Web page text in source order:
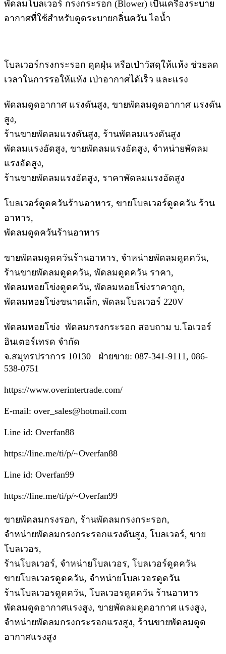
พัดลมโบลเวอร์ กรงกระรอก (Blower) เป็นเครื่องระบาย
อากาศที่ใช้สำหรับดูดระบายกลิ่นควัน ไอน้ำ
โบลเวอร์กรงกระรอก ดูดฝุ่น หรือเป่าวัสดุให้แห้ง ช่วยลด
เวลาในการรอให้แห้ง เป่าอากาศได้เร็ว และแรง
พัดลมดูดอากาศ แรงดันสูง, ขายพัดลมดูดอากาศ แรงดัน
สูง,
ร้านขายพัดลมแรงดันสูง, ร้านพัดลมแรงดันสูง
พัดลมแรงอัดสูง, ขายพัดลมแรงอัดสูง, จำหน่ายพัดลม
แรงอัดสูง,
ร้านขายพัดลมแรงอัดสูง, ราคาพัดลมแรงอัดสูง
โบลเวอร์ดูดควันร้านอาหาร, ขายโบลเวอร์ดูดควัน ร้าน
อาหาร,
พัดลมดูดควันร้านอาหาร
ขายพัดลมดูดควันร้านอาหาร, จำหน่ายพัดลมดูดควัน,
ร้านขายพัดลมดูดควัน, พัดลมดูดควัน ราคา,
พัดลมหอยโข่งดูดควัน, พัดลมหอยโข่งราคาถูก,
พัดลมหอยโข่งขนาดเล็ก, พัดลมโบลเวอร์ 220V
พัดลมหอยโข่ง พัดลมกรงกระรอก สอบถาม บ.โอเวอร์
อินเตอร์เทรด จำกัด
จ.สมุทรปราการ 10130 ฝ่ายขาย: 087-341-9111, 086-
538-0751
https://www.overintertrade.com/
E-mail: over_sales@hotmail.com
Line id: Overfan88
https://line.me/ti/p/~Overfan88
Line id: Overfan99
https://line.me/ti/p/~Overfan99
ขายพัดลมกรงรอก, ร้านพัดลมกรงกระรอก,
จำหน่ายพัดลมกรงกระรอกแรงดันสูง, โบลเวอร์, ขาย
โบลเวอร,
ร้านโบลเวอร์, จำหน่ายโบลเวอร, โบลเวอร์ดูดควัน
ขายโบลเวอรดูดควัน, จำหน่ายโบลเวอรดูดวัน
ร้านโบลเวอรดูดควัน, โบลเวอรดูดควัน ร้านอาหาร
พัดลมดูดอากาศแรงสูง, ขายพัดลมดูดอากาศ แรงสูง,
จำหน่ายพัดลมกรงกระรอกแรงสูง, ร้านขายพัดลมดูด
อากาศแรงสูง